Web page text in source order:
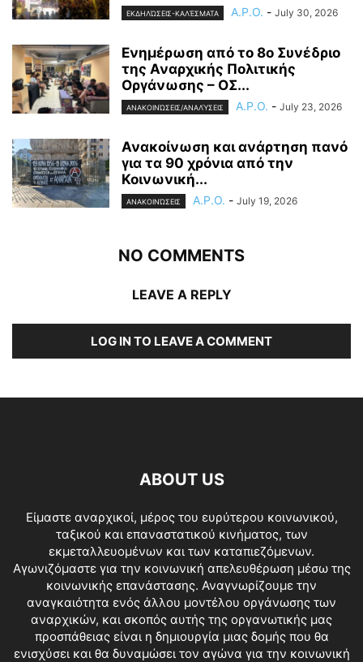
ΕΚΔΗΛΏΣΕΙΣ-ΚΑΛΈΣΜΑΤΑ A.P.O. - July 30, 2026
Ενημέρωση από το 8ο Συνέδριο
της Αναρχικής Πολιτικής
Οργάνωσης – ΟΣ...
ΑΝΑΚΟΙΝΏΣΕΙΣ/ΑΝΑΛΎΣΕΙΣ A.P.O. - July 23, 2026
Ανακοίνωση και ανάρτηση πανό
για τα 90 χρόνια από την
Κοινωνική...
ΑΝΑΚΟΙΝΏΣΕΙΣ A.P.O. - July 19, 2026
NO COMMENTS
LEAVE A REPLY
LOG IN TO LEAVE A COMMENT
ABOUT US
Είμαστε αναρχικοί, μέρος του ευρύτερου κοινωνικού,
ταξικού και επαναστατικού κινήματος, των
εκμεταλλευομένων και των καταπιεζόμενων.
Αγωνιζόμαστε για την κοινωνική απελευθέρωση μέσω της
κοινωνικής επανάστασης. Αναγνωρίζουμε την
αναγκαιότητα ενός άλλου μοντέλου οργάνωσης των
αναρχικών, και σκοπός αυτής της οργανωτικής μας
προσπάθειας είναι η δημιουργία μιας δομής που θα
ενισχύσει και θα δυναμώσει τον αγώνα για την κοινωνική